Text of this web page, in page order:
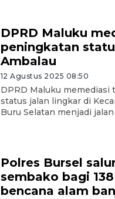
DPRD Maluku
peningkatan
Ambalau
12 Agustus 2025 08:50
DPRD Maluku
status jalan lingkar di
Buru Selatan menjadi jalan
Polres Bursel
sembako bagi
bencana alam